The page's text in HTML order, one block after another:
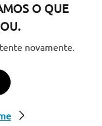
O QUE
novamente.